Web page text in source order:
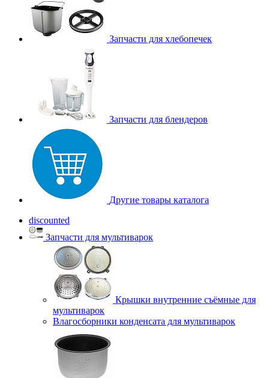
Запчасти для хлебопечек
Запчасти для блендеров
Другие товары каталога
discounted
Запчасти для мультиварок
Крышки внутренние съёмные для
мультиварок
Влагосборники конденсата для мультиварок